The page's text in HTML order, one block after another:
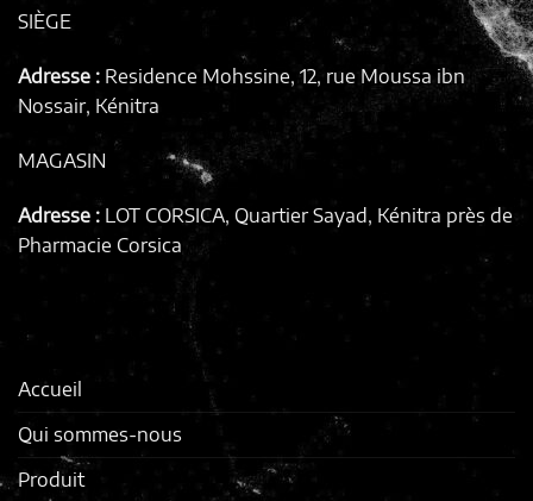
SIÈGE
Adresse : Residence Mohssine, 12, rue Moussa ibn
Nossair, Kénitra
MAGASIN
Adresse : LOT CORSICA, Quartier Sayad, Kénitra près de
Pharmacie Corsica
Accueil
Qui sommes-nous
Produit